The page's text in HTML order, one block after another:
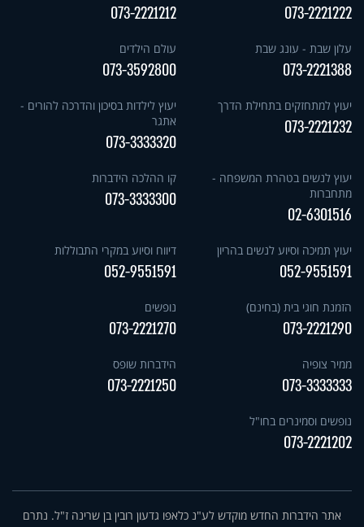
073-2221222
073-2221212
עלון שבת - עונג שבת
073-2221388
עולם הילדים
073-3592800
יעוץ למתחזקים בתחילת הדרך
073-2221232
יעוץ לילדות בסיכון והדרכה להורים -
אתגר
073-3333320
יעוץ לנשים בטהרת המשפחה -
מתחברות
02-6301516
קו ההלכה הידברות
073-3333300
יעוץ תמיכה וסיוע לנשים בהריון
052-9551591
דיווח וסיוע במקרי התבוללות
052-9551591
הזמנת חוגי בית (בחינם)
073-2221290
נופשים
073-2221270
ממיר צופיה
073-3333333
הידברות שופס
073-2221250
נופשים וסמינרים בחו"ל
073-2221202
אתר הידברות החדש מוקדש לע"נ כלאפו גדעון רובין בן שרינה ז"ל. נתרם